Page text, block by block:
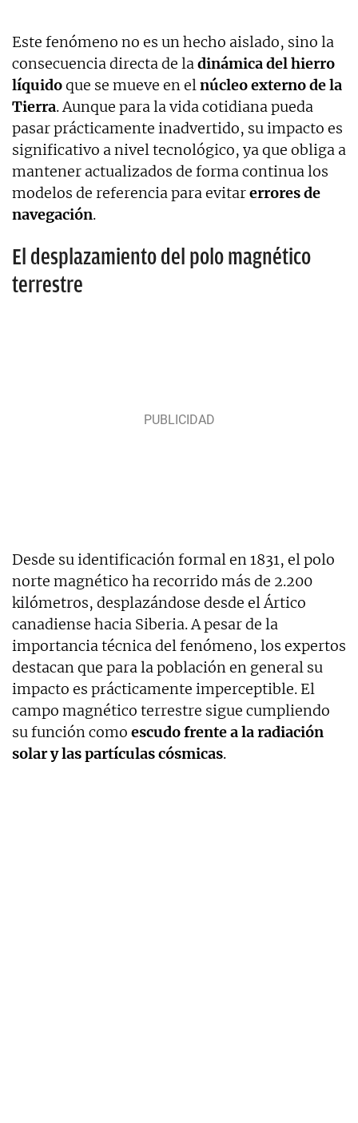
Este fenómeno no es un hecho aislado, sino la
consecuencia directa de ladinámica del hierro
líquidoque se mueve en elnúcleo externo de la
Tierra. Aunque para la vida cotidiana pueda
pasar prácticamente inadvertido, su impacto es
significativo a nivel tecnológico, ya que obliga a
mantener actualizados de forma continua los
modelos de referencia para evitarerrores de
navegación.
El desplazamiento del polo magnético
terrestre
Desde su identificación formal en 1831, el polo
norte magnético ha recorrido más de 2.200
kilómetros, desplazándose desde el Ártico
canadiense hacia Siberia. A pesar de la
importancia técnica del fenómeno, los expertos
destacan que para la población en general su
impacto es prácticamente imperceptible. El
campo magnético terrestre sigue cumpliendo
su función como escudo frente a la radiación
solar y las partículas cósmicas.